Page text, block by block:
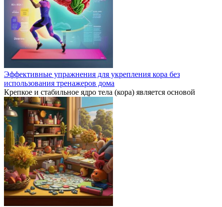
Эффективные упражнения для укрепления кора без
использования тренажеров дома
Крепкое и стабильное ядро тела (кора) является основой